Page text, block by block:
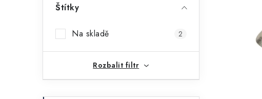
n
í
Štítky
Na skladě 2
Rozbalit filtr